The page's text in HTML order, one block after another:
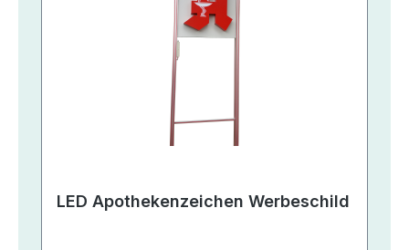
LED Apothekenzeichen Werbeschild